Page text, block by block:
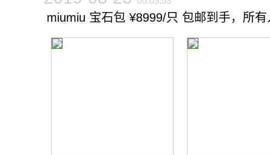
miumiu 宝石包 ¥8999/只 包邮到手，所有